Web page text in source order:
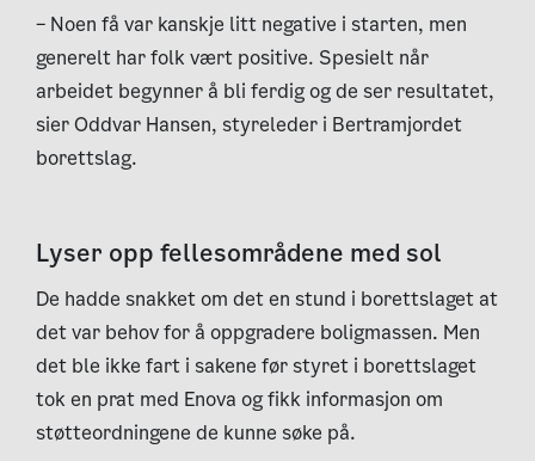
– Noen få var kanskje litt negative i starten, men
generelt har folk vært positive. Spesielt når
arbeidet begynner å bli ferdig og de ser resultatet,
sier Oddvar Hansen, styreleder i Bertramjordet
borettslag.
Lyser opp fellesområdene med sol
De hadde snakket om det en stund i borettslaget at
det var behov for å oppgradere boligmassen. Men
det ble ikke fart i sakene før styret i borettslaget
tok en prat med Enova og fikk informasjon om
støtteordningene de kunne søke på.